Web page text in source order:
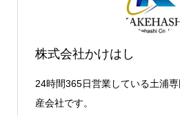
株式会社かけはし
24時間365日営業している土浦
産会社です。